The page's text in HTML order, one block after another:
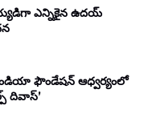
ఎన్నికైన ఉదయ్
ఫౌండేషన్ ఆధ్వర్యంలో
దివాస్’